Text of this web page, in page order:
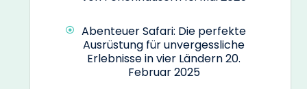
Abenteuer Safari: Die perfekte
Ausrüstung für unvergessliche
Erlebnisse in vier Ländern20.
Februar 2025